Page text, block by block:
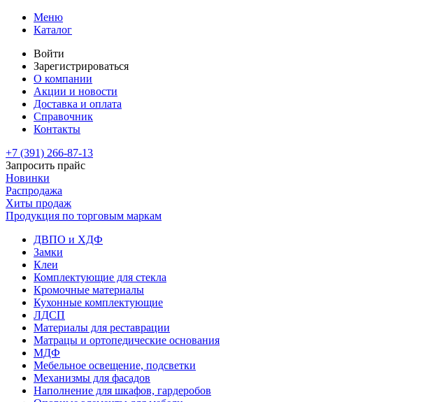
Меню
Каталог
Войти
Зарегистрироваться
О компании
Акции и новости
Доставка и оплата
Справочник
Контакты
+7 (391) 266-87-13
Запросить прайс
Новинки
Распродажа
Хиты продаж
Продукция по торговым маркам
ДВПО и ХДФ
Замки
Клеи
Комплектующие для стекла
Кромочные материалы
Кухонные комплектующие
ЛДСП
Материалы для реставрации
Матрацы и ортопедические основания
МДФ
Мебельное освещение, подсветки
Механизмы для фасадов
Наполнение для шкафов, гардеробов